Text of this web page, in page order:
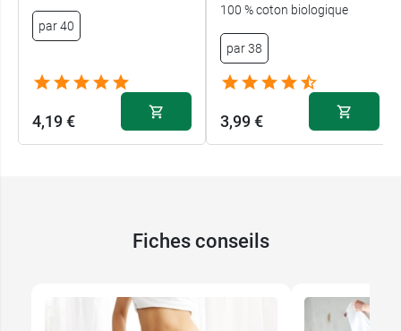
par 40
4,19 €
100 % coton biologique
par 38
3,99 €
Fiches conseils